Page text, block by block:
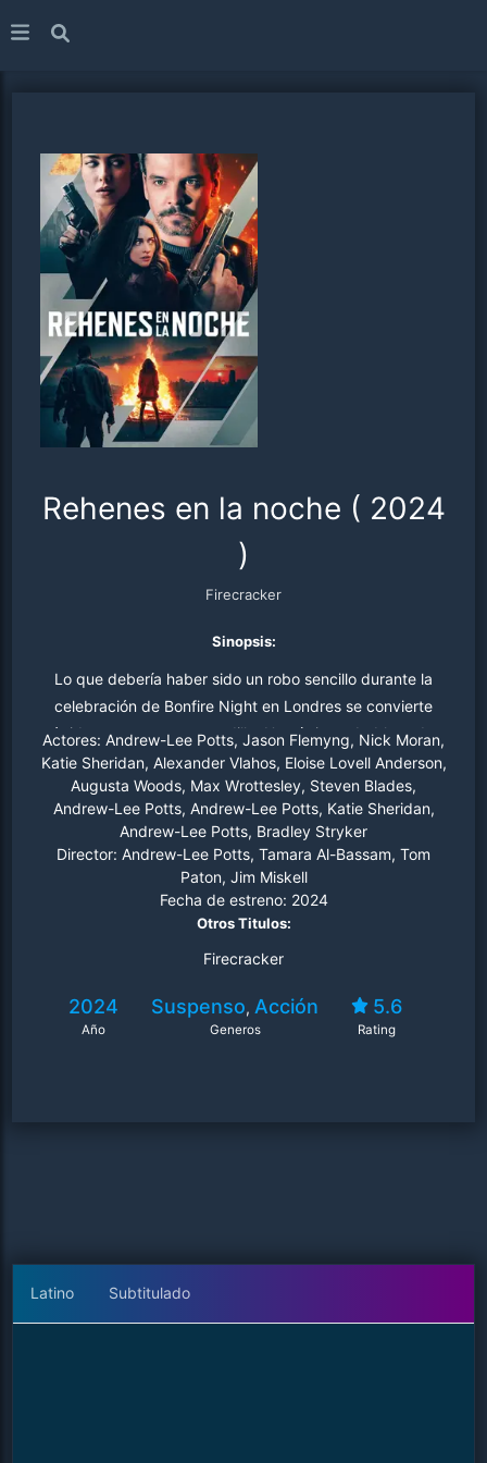
Rehenes en la noche ( 2024
)
Firecracker
Sinopsis:
Lo que debería haber sido un robo sencillo durante la
celebración de Bonfire Night en Londres se convierte
rápidamente en una pesadilla. Un trío improbable —dos
criminales en fuga y una agente inmobiliaria como rehén
— queda atrapado en una casa suburbana, enfrentando
amenazas externas y sus propios demonios internos. A
medida que avanza la noche, se forjan y rompen
alianzas, emergen secretos ocultos y la violencia se
intensifica.
Actores: Andrew-Lee Potts, Jason Flemyng, Nick Moran,
Katie Sheridan, Alexander Vlahos, Eloise Lovell Anderson,
Augusta Woods, Max Wrottesley, Steven Blades,
Andrew-Lee Potts, Andrew-Lee Potts, Katie Sheridan,
Andrew-Lee Potts, Bradley Stryker
Director: Andrew-Lee Potts, Tamara Al-Bassam, Tom
Paton, Jim Miskell
Fecha de estreno: 2024
Otros Titulos:
Firecracker
2024
Año
Suspenso, Acción
Generos
5.6
Rating
Latino Subtitulado